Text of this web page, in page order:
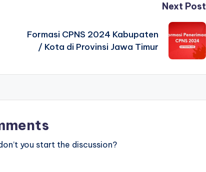
Next Post
Formasi CPNS 2024 Kabupaten
/ Kota di Provinsi Jawa Timur
you start the discussion?